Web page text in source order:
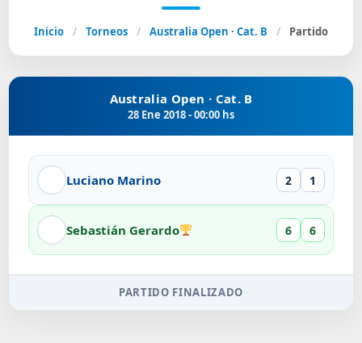
Inicio / Torneos / Australia Open · Cat. B / Partido
Australia Open · Cat. B
28 Ene 2018 - 00:00 hs
Luciano Marino 2 1
Sebastián Gerardo 6 6
PARTIDO FINALIZADO